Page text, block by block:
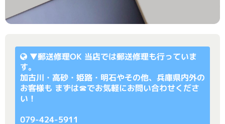
▼郵送修理OK 当店では郵送修理も行っていま
す。
加古川・高砂・姫路・明石やその他、兵庫県内外の
お客様も まずは☎でお気軽にお問い合わせくださ
い！
079-424-5911